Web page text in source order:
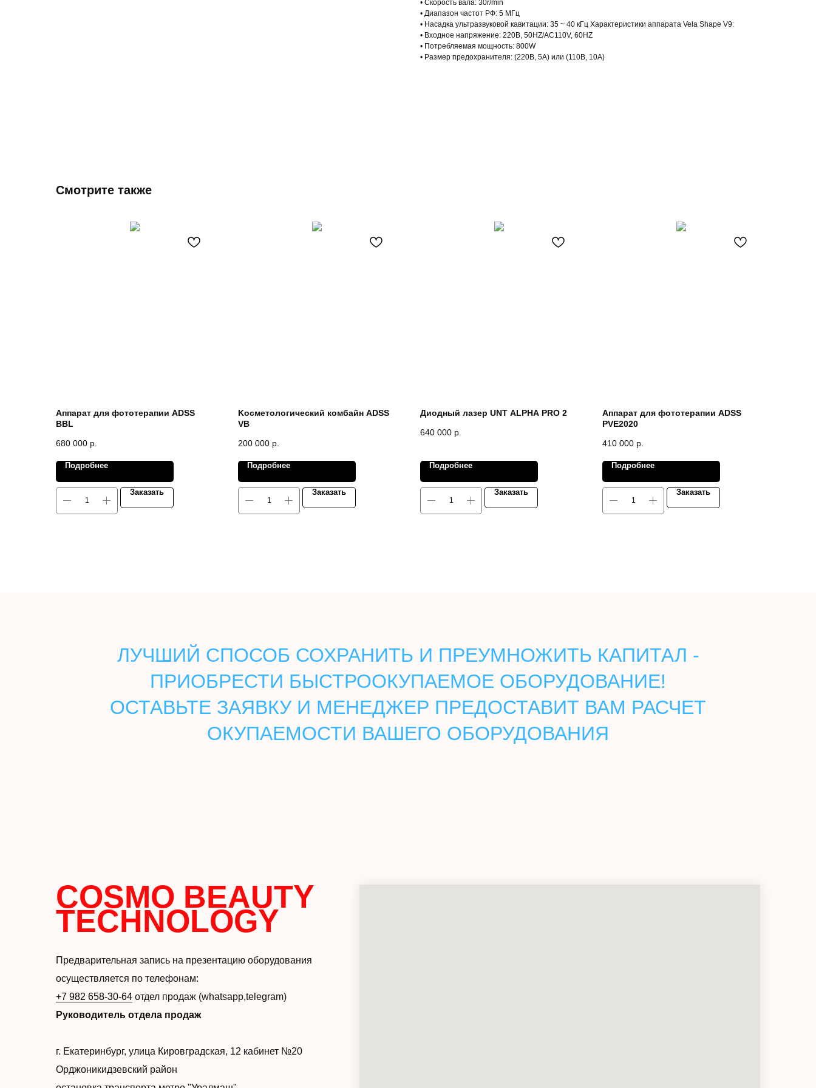
• Скорость вала: 30r/min
• Диапазон частот РФ: 5 МГц
• Насадка ультразвуковой кавитации: 35 ~ 40 кГц Характеристики аппарата Vela Shape V9:
• Входное напряжение: 220В, 50HZ/AC110V, 60HZ
• Потребляемая мощность: 800W
• Размер предохранителя: (220В, 5А) или (110В, 10А)
Смотрите также
Аппарат для фототерапии ADSS
BBL
680 000 р.
Подробнее
Заказать
Kосметологический комбайн ADSS
VB
200 000 р.
Подробнее
Заказать
Диодный лазер UNT ALPHA PRO 2
640 000 р.
Подробнее
Заказать
Аппарат для фототерапии ADSS
PVE2020
410 000 р.
Подробнее
Заказать
ЛУЧШИЙ СПОСОБ СОХРАНИТЬ И ПРЕУМНОЖИТЬ КАПИТАЛ -
ПРИОБРЕСТИ БЫСТРООКУПАЕМОЕ ОБОРУДОВАНИЕ!
ОСТАВЬТЕ ЗАЯВКУ И МЕНЕДЖЕР ПРЕДОСТАВИТ ВАМ РАСЧЕТ
ОКУПАЕМОСТИ ВАШЕГО ОБОРУДОВАНИЯ
COSMO BEAUTY
TECHNOLOGY
Предварительная запись на презентацию оборудования
осуществляется по телефонам:
+7 982 658-30-64 отдел продаж (whatsapp,telegram)
Руководитель отдела продаж
г. Екатеринбург, улица Кировградская, 12 кабинет №20
Орджоникидзевский район